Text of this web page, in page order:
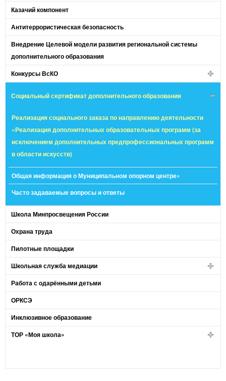
Казачий компонент
Антитеррористическая безопасность
Внедрение Целевой модели развития региональной системы
дополнительного образования
Конкурсы ВсКО
Социальный сертификат дополнительного образования
Реализация социального заказа по направлению деятельности
«Реализация дополнительных образовательных программ (за
исключением дополнительных предпрофессиональных программ
в области искусств)
Общая информация о Муниципальном опорном центре»
Часто задаваемые вопросы и ответы
Школа Минпросвещения России
Охрана труда
Пилотные площадки
Школьная служба медиации
Работа с одарёнными детьми
ОРКСЭ
Инклюзивное образование
ТОР «Моя школа»